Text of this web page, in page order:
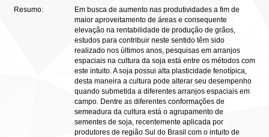
Resumo:
Em busca de aumento nas produtividades a fim de
maior aproveitamento de áreas e consequente
elevação na rentabilidade de produção de grãos,
estudos para contribuir neste sentido têm sido
realizado nos últimos anos, pesquisas em arranjos
espaciais na cultura da soja está entre os métodos com
este intuito. A soja possui alta plasticidade fenotípica,
desta maneira a cultura pode alterar seu desempenho
quando submetida a diferentes arranjos espaciais em
campo. Dentre as diferentes conformações de
semeadura da cultura está o agrupamento de
sementes de soja, recentemente aplicada por
produtores de região Sul do Brasil com o intuito de